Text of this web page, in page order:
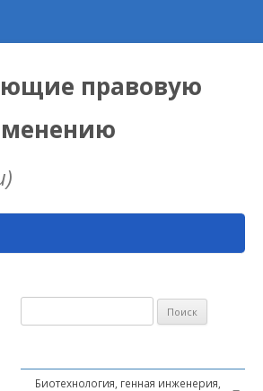
правовую
Биотехнология, генная инженерия,